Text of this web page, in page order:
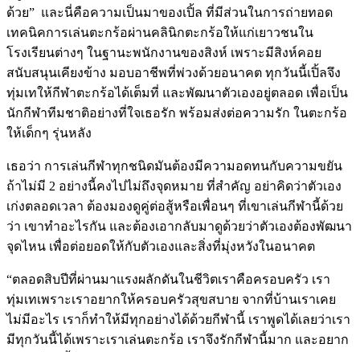
ด้วย” และนี่คือความเป็นมาของเปิ้ล ที่มีส่วนในการถ่ายทอด
เทคนิคการเล่นตะกร้อผ่านคลินิกตะกร้อให้แก่เยาวชนใน
โรงเรียนต่างๆ ในฐานะพนักงานของสิงห์ เพราะมีสิงห์คอย
สนับสนุนเคียงข้าง มอบอาชีพที่พ่วงด้วยอนาคต ทุกวันนี้เปิ้ลจึง
ทุ่มเทให้กีฬาตะกร้อได้เต็มที่ และพัฒนาตัวเองอยู่ตลอด เพื่อเป็น
นักกีฬาทีมชาติอย่างที่ใจเธอรัก พร้อมส่งต่อความรัก ในตะกร้อ
ให้เด็กๆ รุ่นหลัง
เธอว่า การเล่นกีฬาทุกชนิดมันต้องมีความอดทนกับความขยัน
ถ้าไม่มี 2 อย่างนี้คงไปไม่ถึงจุดหมาย ที่สำคัญ อย่าคิดว่าตัวเอง
เก่งตลอดเวลา ต้องมองดูคู่ต่อสู้หรือเพื่อนๆ ที่เขาเล่นกีฬานี้ด้วย
ว่า เขาทำอะไรกัน และต้องเอากลับมาดูด้วยว่าตัวเองต้องพัฒนา
จุดไหน เพื่อต่อยอดให้กับตัวเองและสิ่งที่มุ่งหวังในอนาคต
“ตลอดสิบปีที่ผ่านมาแรงผลักดันในชีวิตเราคือครอบครัว เรา
ทุ่มเทเพราะเราอยากให้ครอบครัวสุขสบาย จากที่บ้านเราเคย
ไม่มีอะไร เราก็ทำให้มีทุกอย่างได้ด้วยกีฬานี้ เราพูดได้เลยว่าเรา
มีทุกวันนี้ได้เพราะเราเล่นตะกร้อ เราจึงรักกีฬานี้มาก และอยาก